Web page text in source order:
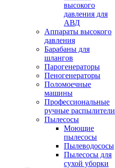
высокого
давления для
АВД
Аппараты высокого
давления
Барабаны для
шлангов
Парогенераторы
Пеногенераторы
Поломоечные
машины
Профессиональные
ручные распылители
Пылесосы
Моющие
пылесосы
Пылеводососы
Пылесосы для
сухой уборки